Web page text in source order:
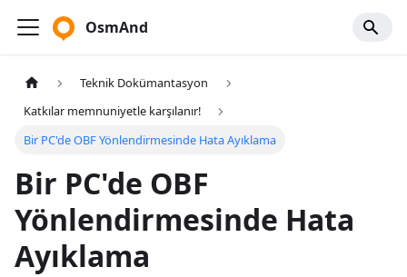
OsmAnd
Teknik Dokümantasyon
Katkılar memnuniyetle karşılanır!
Bir PC'de OBF Yönlendirmesinde Hata Ayıklama
Bir PC'de OBF
Yönlendirmesinde Hata
Ayıklama